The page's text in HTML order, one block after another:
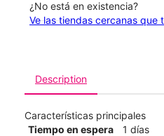
¿No está en existencia?
Ve las tiendas cercanas que
Description
Características principales
Tiempo en espera
1 días